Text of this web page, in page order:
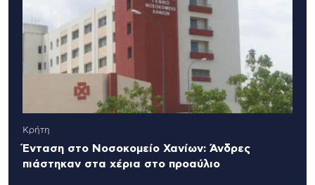
Κρήτη
Ένταση στο Νοσοκομείο Χανίων: Άνδρες
πιάστηκαν στα χέρια στο προαύλιο